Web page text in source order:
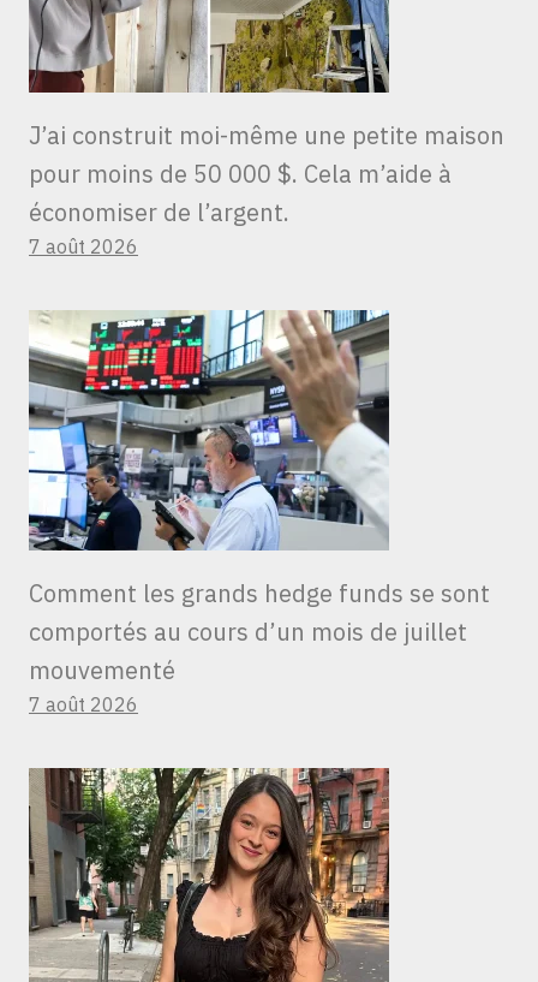
J’ai construit moi-même une petite maison
pour moins de 50 000 $. Cela m’aide à
économiser de l’argent.
7 août 2026
Comment les grands hedge funds se sont
comportés au cours d’un mois de juillet
mouvementé
7 août 2026